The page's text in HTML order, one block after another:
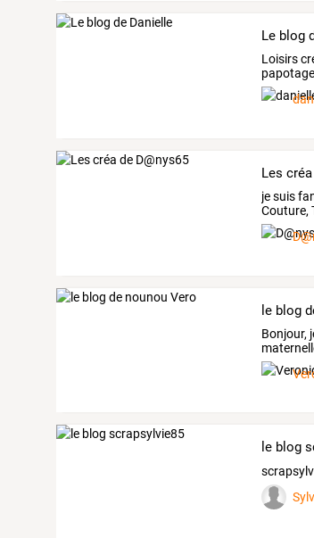
Le blog
Loisirs
Les
je suis
Couture,
le blog
Bonjour,
le blog